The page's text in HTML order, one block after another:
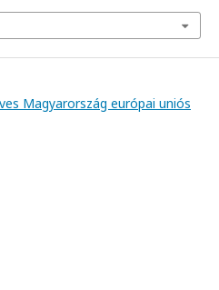
Magyarország európai uniós